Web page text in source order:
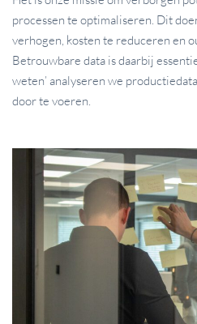
processen te optimaliseren. Dit
verhogen, kosten te reduceren en
Betrouwbare data is daarbij
weten’ analyseren we
door te voeren.